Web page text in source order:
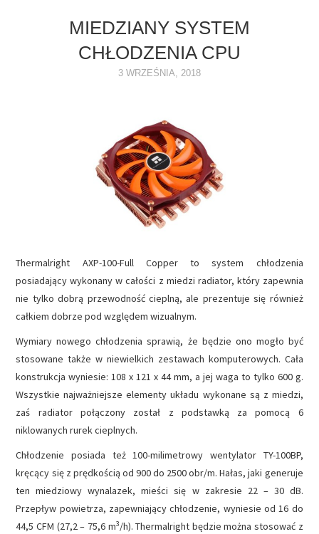
DRUKARKI
OPROGRAMOWANIE
MIEDZIANY SYSTEM
CHŁODZENIA CPU
3 WRZEŚNIA, 2018
Thermalright AXP-100-Full Copper to system chłodzenia
posiadający wykonany w całości z miedzi radiator, który zapewnia
nie tylko dobrą przewodność cieplną, ale prezentuje się również
całkiem dobrze pod względem wizualnym.
Wymiary nowego chłodzenia sprawią, że będzie ono mogło być
stosowane także w niewielkich zestawach komputerowych. Cała
konstrukcja wyniesie: 108 x 121 x 44 mm, a jej waga to tylko 600 g.
Wszystkie najważniejsze elementy układu wykonane są z miedzi,
zaś radiator połączony został z podstawką za pomocą 6
niklowanych rurek cieplnych.
Chłodzenie posiada też 100-milimetrowy wentylator TY-100BP,
kręcący się z prędkością od 900 do 2500 obr/m. Hałas, jaki generuje
ten miedziowy wynalazek, mieści się w zakresie 22 – 30 dB.
Przepływ powietrza, zapewniający chłodzenie, wyniesie od 16 do
44,5 CFM (27,2 – 75,6 m3/h). Thermalright będzie można stosować z